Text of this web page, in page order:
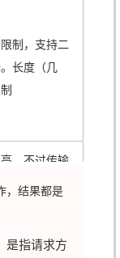
制，支持二
长度（几
，不过传输
文的，不会
，结果都是
是指请求方